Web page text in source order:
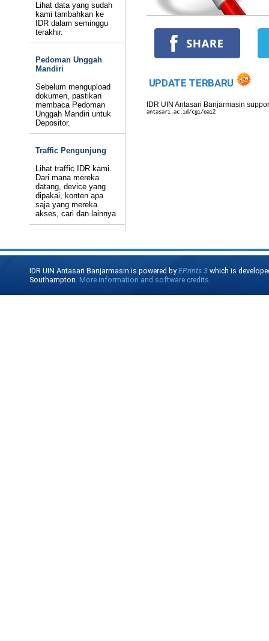
Lihat data yang sudah
kami tambahkan ke
IDR dalam seminggu
terakhir.
Pedoman Unggah
Mandiri
Sebelum mengupload
dokumen, pastikan
membaca Pedoman
Unggah Mandiri untuk
Depositor.
Traffic Pengunjung
Lihat traffic IDR kami.
Dari mana mereka
datang, device yang
dipakai, konten apa
saja yang mereka
akses, cari dan lainnya
UPDATE TERBARU
IDR UIN Antasari Banjarmasin
antasari.ac.id/cgi/oai2
IDR UIN Antasari Banjarmasin is powered byEPrints 3 which is
Southampton. More information and software credits.